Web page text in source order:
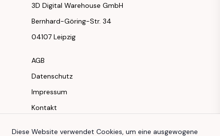
3D Digital Warehouse GmbH
Bernhard-Göring-Str. 34
04107 Leipzig
AGB
Datenschutz
Impressum
Kontakt
Instagram
Diese Website verwendet Cookies, um eine ausgewogene